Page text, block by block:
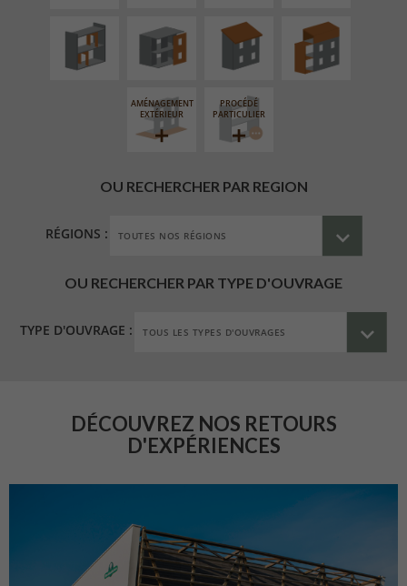
AMÉNAGEMENT
EXTÉRIEUR
PROCÉDÉ
PARTICULIER
OU RECHERCHER PAR REGION
RÉGIONS :
OU RECHERCHER PAR TYPE D'OUVRAGE
TYPE D'OUVRAGE :
DÉCOUVREZ NOS RETOURS
D'EXPÉRIENCES